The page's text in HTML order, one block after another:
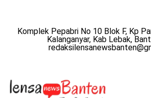
Komplek Pepabri No 10 Blok F, Kp
Kalanganyar, Kab Lebak,